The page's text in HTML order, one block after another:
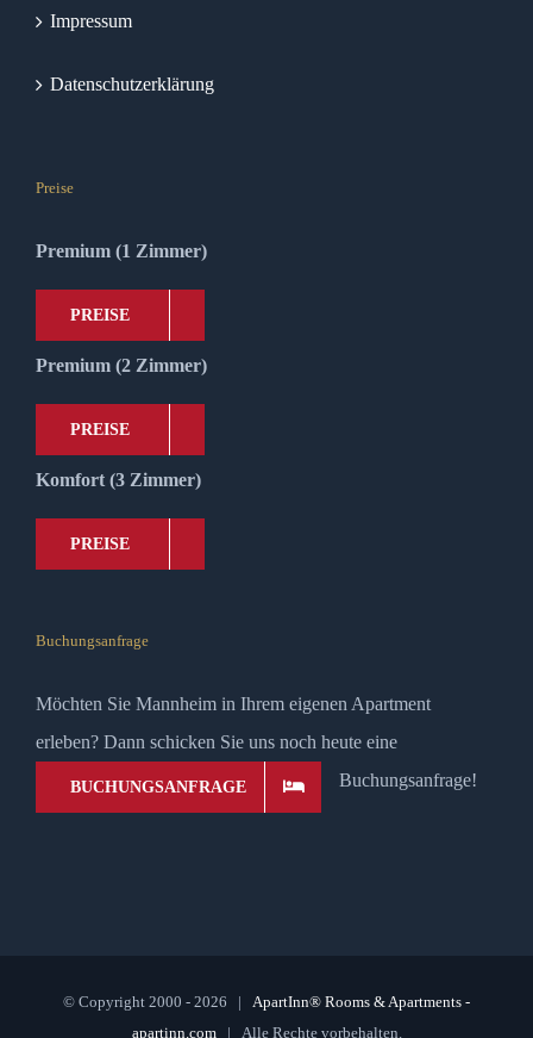
Impressum
Datenschutzerklärung
Preise
Premium (1 Zimmer)
PREISE
Premium (2 Zimmer)
PREISE
Komfort (3 Zimmer)
PREISE
Buchungsanfrage
Möchten Sie Mannheim in Ihrem eigenen Apartment
erleben? Dann schicken Sie uns noch heute eine
Buchungsanfrage!
BUCHUNGSANFRAGE
© Copyright 2000 - 2026 | ApartInn® Rooms & Apartments -
apartinn.com| Alle Rechte vorbehalten.